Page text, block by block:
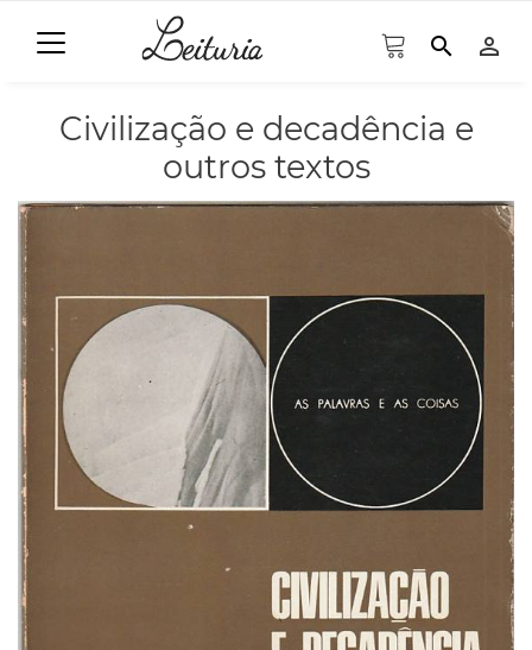
search person_outline
Civilização e decadência e
outros textos